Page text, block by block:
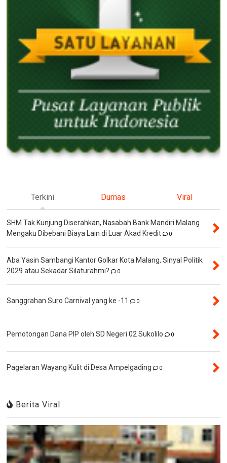
Terkini Dumas Viral
SHM Tak Kunjung Diserahkan, Nasabah Bank Mandiri Malang
Mengaku Dibebani Biaya Lain di Luar Akad Kredit
0
Aba Yasin Sambangi Kantor Golkar Kota Malang, Sinyal Politik
2029 atau Sekadar Silaturahmi?
0
Sanggrahan Suro Carnival yang ke -11 0
Pemotongan Dana PIP oleh SD Negeri 02 Sukolilo 0
Pagelaran Wayang Kulit di Desa Ampelgading 0
Berita Viral